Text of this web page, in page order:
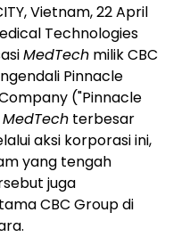
Vietnam, 22 April
Technologies
MedTech milik CBC
Pinnacle
("Pinnacle
MedTech terbesar
aksi korporasi ini,
yang tengah
juga
CBC Group di